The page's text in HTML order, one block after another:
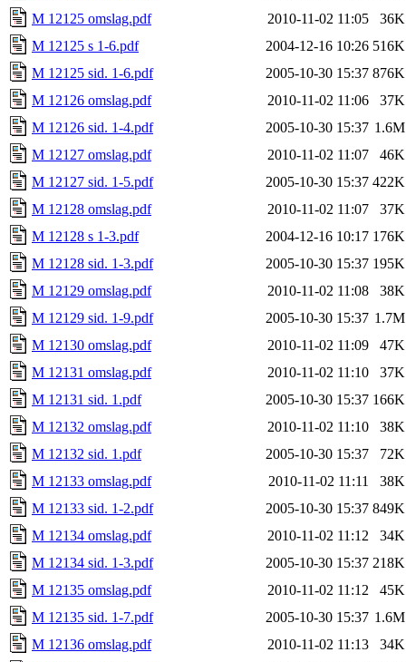
M 12125 omslag.pdf
2010-11-02 11:05
36K
M 12125 s 1-6.pdf
2004-12-16 10:26 516K
M 12125 sid. 1-6.pdf
2005-10-30 15:37 876K
M 12126 omslag.pdf
2010-11-02 11:06
37K
M 12126 sid. 1-4.pdf
2005-10-30 15:37 1.6M
M 12127 omslag.pdf
2010-11-02 11:07
46K
M 12127 sid. 1-5.pdf
2005-10-30 15:37 422K
M 12128 omslag.pdf
2010-11-02 11:07
37K
M 12128 s 1-3.pdf
2004-12-16 10:17 176K
M 12128 sid. 1-3.pdf
2005-10-30 15:37 195K
M 12129 omslag.pdf
2010-11-02 11:08
38K
M 12129 sid. 1-9.pdf
2005-10-30 15:37 1.7M
M 12130 omslag.pdf
2010-11-02 11:09
47K
M 12131 omslag.pdf
2010-11-02 11:10
37K
M 12131 sid. 1.pdf
2005-10-30 15:37 166K
M 12132 omslag.pdf
2010-11-02 11:10
38K
M 12132 sid. 1.pdf
2005-10-30 15:37
72K
M 12133 omslag.pdf
2010-11-02 11:11
38K
M 12133 sid. 1-2.pdf
2005-10-30 15:37 849K
M 12134 omslag.pdf
2010-11-02 11:12
34K
M 12134 sid. 1-3.pdf
2005-10-30 15:37 218K
M 12135 omslag.pdf
2010-11-02 11:12
45K
M 12135 sid. 1-7.pdf
2005-10-30 15:37 1.6M
M 12136 omslag.pdf
2010-11-02 11:13
34K